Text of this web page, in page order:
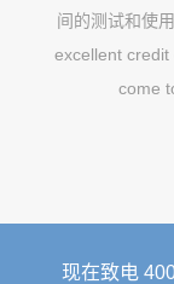
间的测试和使
excellent
come
现在致电